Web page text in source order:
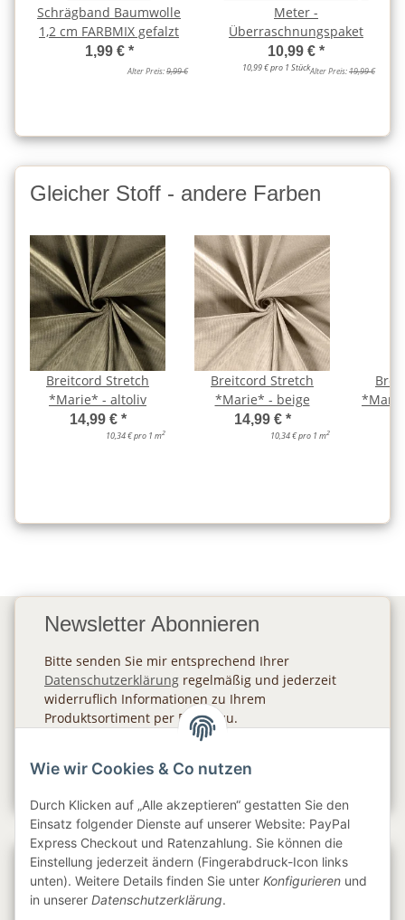
Schrägband Baumwolle
1,2 cm FARBMIX gefalzt
1,99 € *
Alter Preis:9,99 €
Meter -
Überraschnungspaket
10,99 € *
10,99 € pro 1 StückAlter Preis:19,99 €
Gleicher Stoff - andere Farben
Breitcord Stretch
*Marie* - altoliv
14,99 € *
10,34 € pro 1 m2
Breitcord Stretch
*Marie* - beige
14,99 € *
10,34 € pro 1 m2
Newsletter Abonnieren
Bitte senden Sie mir entsprechend Ihrer
Datenschutzerklärung regelmäßig und jederzeit
widerruflich Informationen zu Ihrem
Produktsortiment per E-Mail zu.
Gesetzliche Informationen
Wie wir Cookies & Co nutzen
Durch Klicken auf „Alle akzeptieren“ gestatten Sie den
Einsatz folgender Dienste auf unserer Website: PayPal
Express Checkout und Ratenzahlung. Sie können die
Einstellung jederzeit ändern (Fingerabdruck-Icon links
unten). Weitere Details finden Sie unter Konfigurieren und
in unserer Datenschutzerklärung.